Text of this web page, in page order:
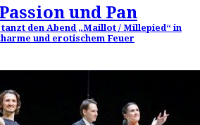
und Pan
den Abend „Maillot / Millepied“ in
und erotischem Feuer